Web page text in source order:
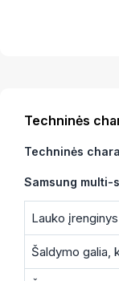
Techninės
Techninės
Samsung multi-
Lauko įrenginys
Šaldymo galia,